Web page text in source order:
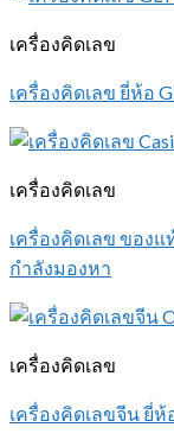
เครื่องคิดเลข
เครื่องคิดเลข ยี่ห้อ
เครื่องคิดเลข
เครื่องคิดเลข ของแ
กำลังมองหา
เครื่องคิดเลข
เครื่องคิดเลขจีน ยี่